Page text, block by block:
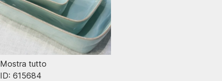
Mostra tutto
ID: 615684